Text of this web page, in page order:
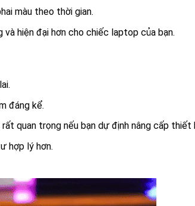
màu theo thời gian.
hiện đại hơn cho chiếc laptop của bạn.
đáng kể.
quan trọng nếu bạn dự định nâng cấp thiết
hợp lý hơn.